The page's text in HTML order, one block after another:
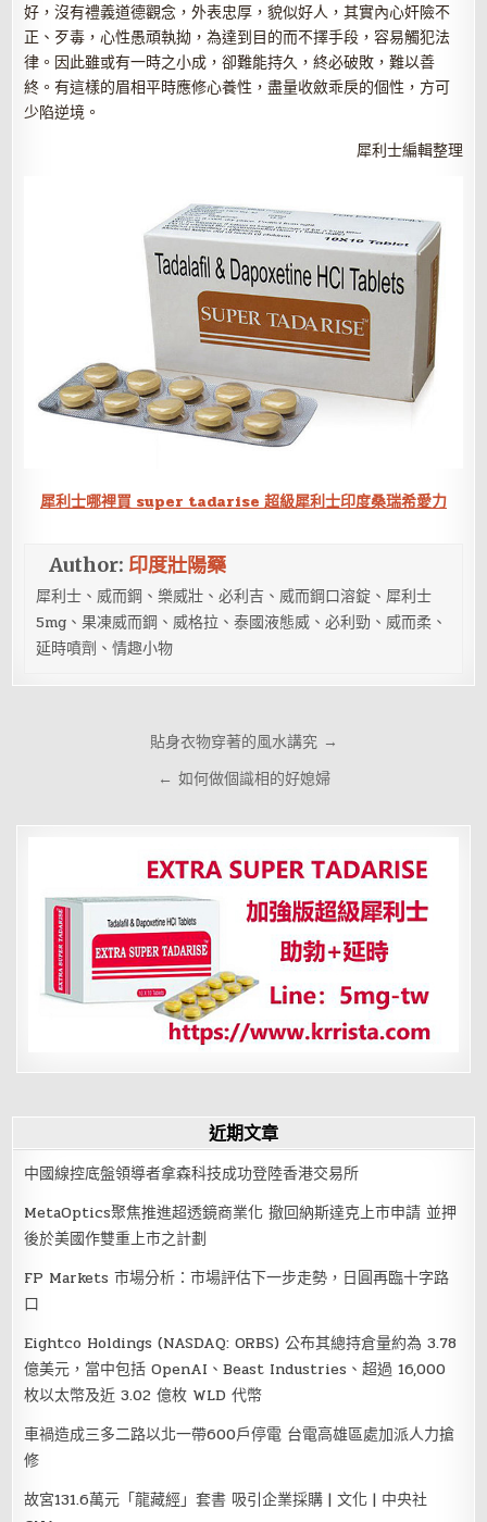
好，沒有禮義道德觀念，外表忠厚，貌似好人，其實內心奸險不
正、歹毒，心性愚頑執拗，為達到目的而不擇手段，容易觸犯法
律。因此雖或有一時之小成，卻難能持久，終必破敗，難以善
終。有這樣的眉相平時應修心養性，盡量收斂乖戾的個性，方可
少陷逆境。
犀利士編輯整理
犀利士哪裡買 super tadarise 超級犀利士印度桑瑞希愛力
Author: 印度壯陽藥
犀利士、威而鋼、樂威壯、必利吉、威而鋼口溶錠、犀利士
5mg、果凍威而鋼、威格拉、泰國液態威、必利勁、威而柔、
延時噴劑、情趣小物
覽
貼身衣物穿著的風水講究 →
← 如何做個識相的好媳婦
近期文章
中國線控底盤領導者拿森科技成功登陸香港交易所
MetaOptics聚焦推進超透鏡商業化 撤回納斯達克上市申請 並押
後於美國作雙重上市之計劃
FP Markets 市場分析：市場評估下一步走勢，日圓再臨十字路
口
Eightco Holdings (NASDAQ: ORBS) 公布其總持倉量約為 3.78
億美元，當中包括 OpenAI、Beast Industries、超過 16,000
枚以太幣及近 3.02 億枚 WLD 代幣
車禍造成三多二路以北一帶600戶停電 台電高雄區處加派人力搶
修
故宮131.6萬元「龍藏經」套書 吸引企業採購 | 文化 | 中央社